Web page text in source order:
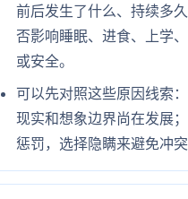
前后发生了什么、持续多
否影响睡眠、进食、上学
或安全。
可以先对照这些原因线索
现实和想象边界尚在发展
惩罚，选择隐瞒来避免冲突